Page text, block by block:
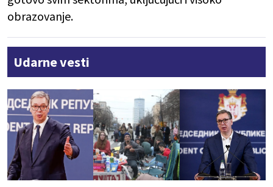
obrazovanje.
Udarne vesti